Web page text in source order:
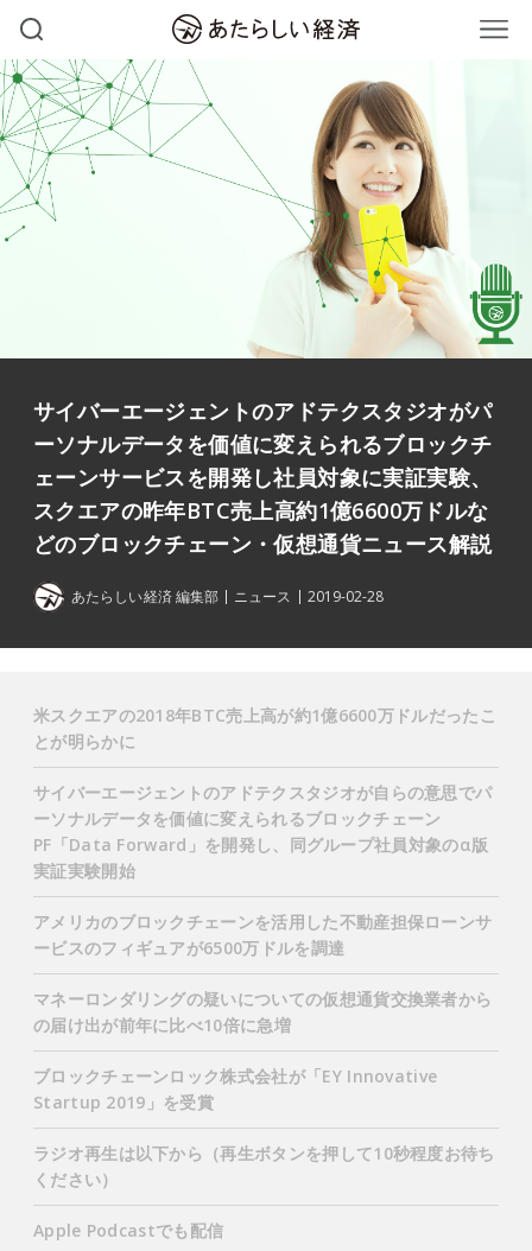
サイバーエージェントのアドテクスタジオがパ
ーソナルデータを価値に変えられるブロックチ
ェーンサービスを開発し社員対象に実証実験、
スクエアの昨年BTC売上高約1億6600万ドルな
どのブロックチェーン・仮想通貨ニュース解説
あたらしい経済 編集部 ニュース 2019-02-28
米スクエアの2018年BTC売上高が約1億6600万ドルだったこ
とが明らかに
サイバーエージェントのアドテクスタジオが自らの意思でパ
ーソナルデータを価値に変えられるブロックチェーン
PF「Data Forward」を開発し、同グループ社員対象のα版
実証実験開始
アメリカのブロックチェーンを活用した不動産担保ローンサ
ービスのフィギュアが6500万ドルを調達
マネーロンダリングの疑いについての仮想通貨交換業者から
の届け出が前年に比べ10倍に急増
ブロックチェーンロック株式会社が「EY Innovative
Startup 2019」を受賞
ラジオ再生は以下から（再生ボタンを押して10秒程度お待ち
ください）
Apple Podcastでも配信